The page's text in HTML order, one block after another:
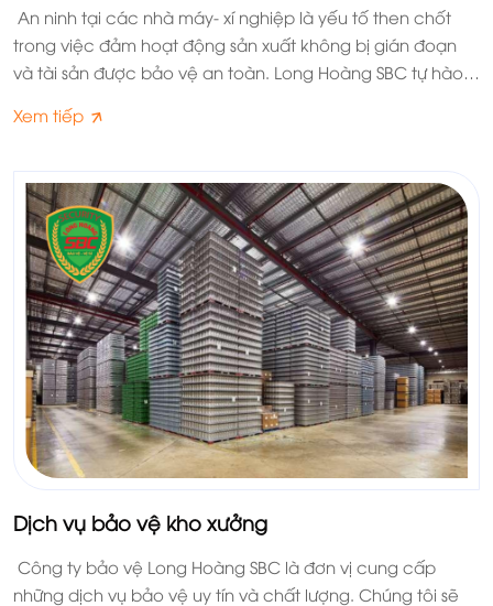
An ninh tại các nhà máy- xí nghiệp là yếu tố then chốt
trong việc đảm hoạt động sản xuất không bị gián đoạn
và tài sản được bảo vệ an toàn. Long Hoàng SBC tự hào
chuyên, được nhiều doanh nghiệp lựa chọn và tin tưởng.
Xem tiếp
Dịch vụ bảo vệ kho xưởng
Công ty bảo vệ Long Hoàng SBC là đơn vị cung cấp
những dịch vụ bảo vệ uy tín và chất lượng. Chúng tôi sẽ